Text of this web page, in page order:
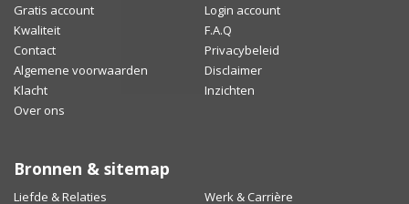
Gratis account
Login account
Kwaliteit
F.A.Q
Contact
Privacybeleid
Algemene voorwaarden
Disclaimer
Klacht
Inzichten
Over ons
Bronnen & sitemap
Liefde & Relaties Werk & Carrière